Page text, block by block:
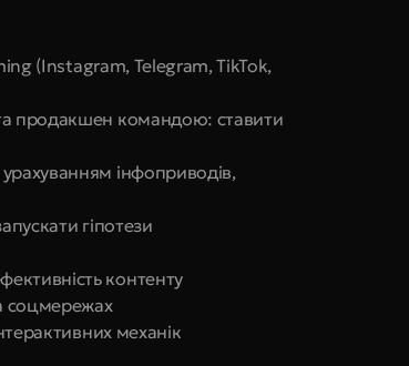
(Instagram, Telegram, TikTok,
продакшен командою: ставити
інфоприводів,
гіпотези
контенту
соцмережах
механік